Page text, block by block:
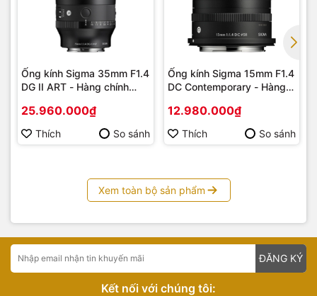
Ống kính Sigma 35mm F1.4
DG II ART - Hàng chính
25.960.000₫
Thích So sánh
Ống kính Sigma 15mm F1.4
DC Contemporary - Hàng
12.980.000₫
Thích So sánh
Xem toàn bộ sản phẩm
ĐĂNG KÝ
Kết nối với chúng tôi: